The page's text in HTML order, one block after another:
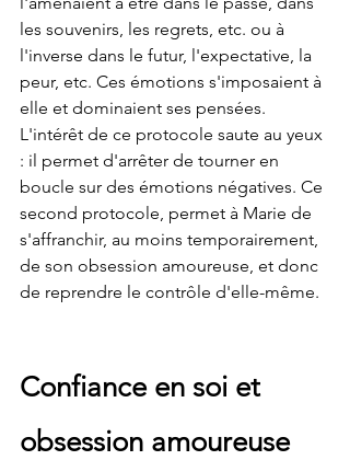
les souvenirs, les regrets, etc. ou à
l'inverse dans le futur, l'expectative, la
peur, etc. Ces émotions s'imposaient à
elle et dominaient ses pensées.
L'intérêt de ce protocole saute au yeux
: il permet d'arrêter de tourner en
boucle sur des émotions négatives. Ce
second protocole, permet à Marie de
s'affranchir, au moins temporairement,
de son obsession amoureuse, et donc
de reprendre le contrôle d'elle-même.
Confiance en soi et
obsession amoureuse